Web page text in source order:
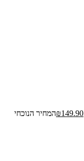
₪149.90
המחיר הנוכחי